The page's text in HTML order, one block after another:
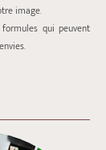
image.
qui peuvent